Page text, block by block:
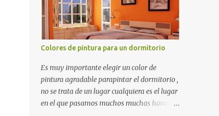
matemáticos, para decorar los cumpleaños
de los niños, entre otras cosas.
Colores de pintura para un dormitorio
Es muy importante elegir un color de
pintura agradable parapintar el dormitorio ,
no se trata de un lugar cualquiera es el lugar
en el que pasamos muchos muchas horas y